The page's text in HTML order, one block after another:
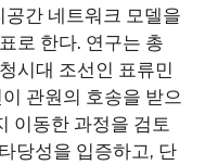
공간 네트워크 모델을
로 한다. 연구는 총
시대 조선인 표류민
관원의 호송을 받으
이동한 과정을 검토
당성을 입증하고, 단